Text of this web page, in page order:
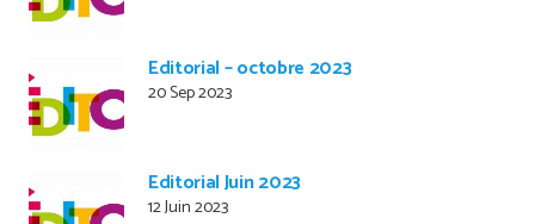
Editorial – octobre 2023
20 Sep 2023
Editorial Juin 2023
12 Juin 2023